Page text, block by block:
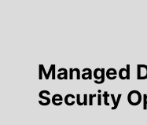
Managed
Security